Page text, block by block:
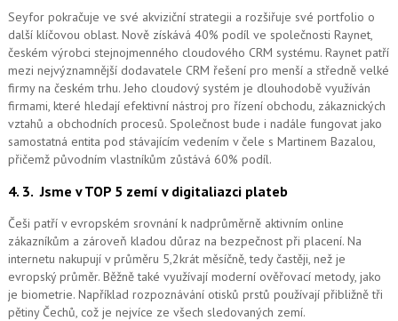
Seyfor pokračuje ve své akviziční strategii a rozšiřuje své portfolio o
další klíčovou oblast. Nově získává 40% podíl ve společnosti Raynet,
českém výrobci stejnojmenného cloudového CRM systému. Raynet patří
mezi nejvýznamnější dodavatele CRM řešení pro menší a středně velké
firmy na českém trhu. Jeho cloudový systém je dlouhodobě využíván
firmami, které hledají efektivní nástroj pro řízení obchodu, zákaznických
vztahů a obchodních procesů. Společnost bude i nadále fungovat jako
samostatná entita pod stávajícím vedením v čele s Martinem Bazalou,
přičemž původním vlastníkům zůstává 60% podíl.
4. 3.Jsme v TOP 5 zemí v digitaliazci plateb
Češi patří v evropském srovnání k nadprůměrně aktivním online
zákazníkům a zároveň kladou důraz na bezpečnost při placení. Na
internetu nakupují v průměru 5,2krát měsíčně, tedy častěji, než je
evropský průměr. Běžně také využívají moderní ověřovací metody, jako
je biometrie. Například rozpoznávání otisků prstů používají přibližně tři
pětiny Čechů, což je nejvíce ze všech sledovaných zemí.